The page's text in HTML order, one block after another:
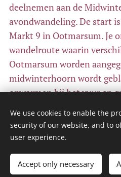
deelnemen aan de
avondwandeling. De start
Markt 9 in Ootmarsum. Je
wandelroute waarin
Ootmarsum worden
midwinterhoorn wordt
opwarmen bij het vuur en
Starttijd:17.00 uur vanaf de
Ootmarsum/Brummelhuis.
Duur:1,5 uur.
We use cookies to enable the
security of our website, and to
user experience.
Accept only necessary